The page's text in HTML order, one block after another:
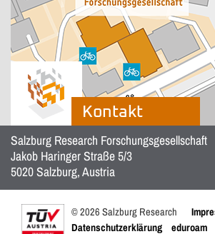
Kontakt
Salzburg Research Forschungsgesellschaft
Jakob Haringer Straße 5/3
5020 Salzburg, Austria
© 2026 Salzburg Research
Datenschutzerklärung
eduroam